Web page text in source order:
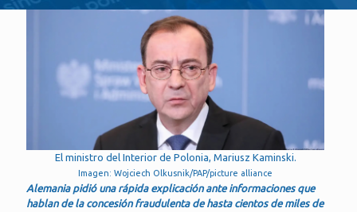
El ministro del Interior de Polonia, Mariusz Kaminski.
Imagen: Wojciech Olkusnik/PAP/picture alliance
Alemania pidió una rápida explicación ante informaciones que
hablan de la concesión fraudulenta de hasta cientos de miles de